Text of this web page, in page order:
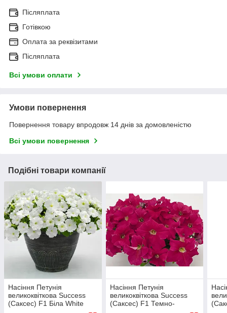
Післяплата
Готівкою
Оплата за реквізитами
Післяплата
Всі умови оплати
Умови повернення
Повернення товару впродовж 14 днів за домовленістю
Всі умови повернення
Подібні товари компанії
Насіння Петунія
великоквіткова Success
(Саксес) F1 Біла White
Насіння Петунія
великоквіткова Success
(Саксес) F1 Темно-